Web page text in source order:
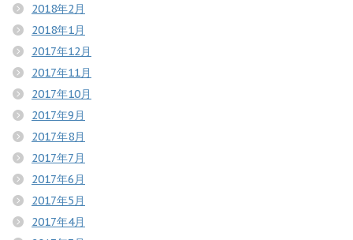
2018年2月
2018年1月
2017年12月
2017年11月
2017年10月
2017年9月
2017年8月
2017年7月
2017年6月
2017年5月
2017年4月